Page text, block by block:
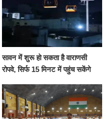
सावन में शुरू हो सकता है वाराणसी
रोपवे, सिर्फ 15 मिनट में पहुंच सकेंगे
किराया